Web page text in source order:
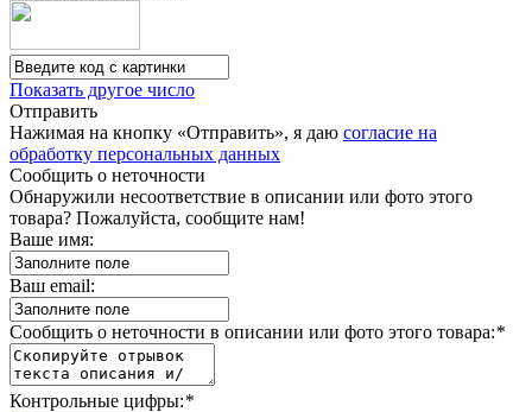
Показать другое число
Отправить
Нажимая на кнопку «Отправить», я даю согласие на
обработку персональных данных
Сообщить о неточности
Обнаружили несоответствие в описании или фото этого
товара? Пожалуйста, сообщите нам!
Ваше имя:
Ваш email:
Сообщить о неточности в описании или фото этого товара:*
Контрольные цифры:*